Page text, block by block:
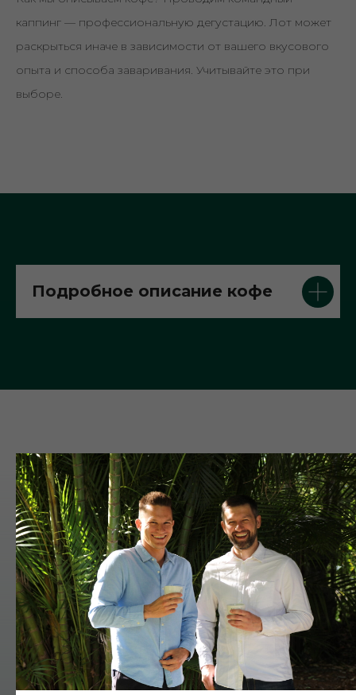
каппинг — профессиональную дегустацию. Лот может
раскрыться иначе в зависимости от вашего вкусового
опыта и способа заваривания. Учитывайте это при
выборе.
Подробное описание кофе
Cпособы
приготовления
(нажмите на иконку)